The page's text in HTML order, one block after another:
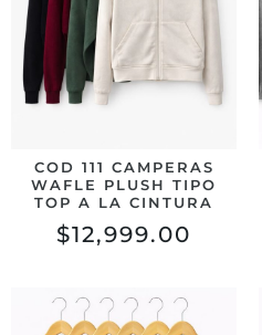
COD 111 CAMPERAS
WAFLE PLUSH TIPO
TOP A LA CINTURA
$12,999.00